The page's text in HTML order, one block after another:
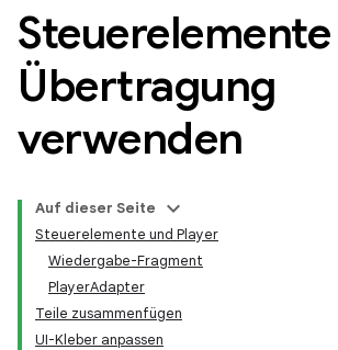
Übertragung
verwenden
Auf dieser Seite
Steuerelemente und Player
Wiedergabe-Fragment
PlayerAdapter
Teile zusammenfügen
UI-Kleber anpassen